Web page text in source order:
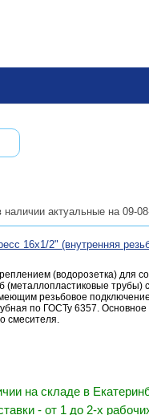
актуальные на 09-
16х1/2" (внутренняя
(водорозетка) для
(металлопластиковые трубы) с
резьбовое
по ГОСТу 6357. Основное
смесителя.
на складе в
- от 1 до 2-х